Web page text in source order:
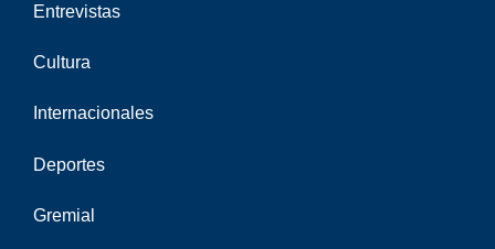
Entrevistas
Cultura
Internacionales
Deportes
Gremial